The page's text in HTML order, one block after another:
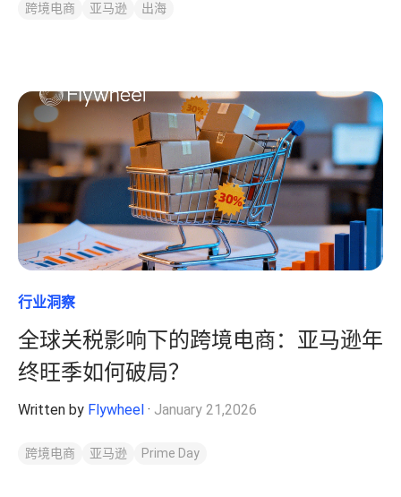
跨境电商 亚马逊 出海
行业洞察
全球关税影响下的跨境电商：亚马逊年
终旺季如何破局？
Written by Flywheel · January 21,2026
跨境电商 亚马逊 Prime Day